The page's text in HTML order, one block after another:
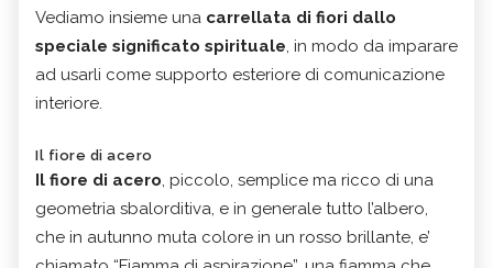
Vediamo insieme una carrellata di fiori dallo
speciale significato spirituale, in modo da imparare
ad usarli come supporto esteriore di comunicazione
interiore.
Il fiore di acero
Il fiore di acero, piccolo, semplice ma ricco di una
geometria sbalorditiva, e in generale tutto l’albero,
che in autunno muta colore in un rosso brillante, e’